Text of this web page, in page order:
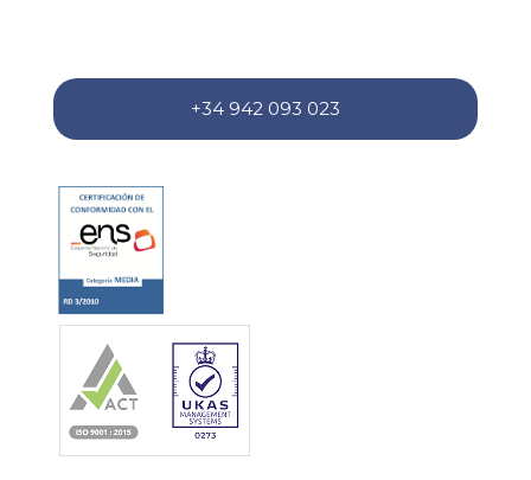
+34 942 093 023